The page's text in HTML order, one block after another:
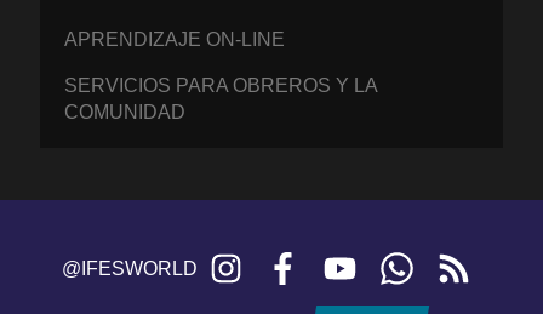
APRENDIZAJE ON-LINE
SERVICIOS PARA OBREROS Y LA
COMUNIDAD
@IFESWORLD Instagram FacebookYouTubeWhatsApp
feed